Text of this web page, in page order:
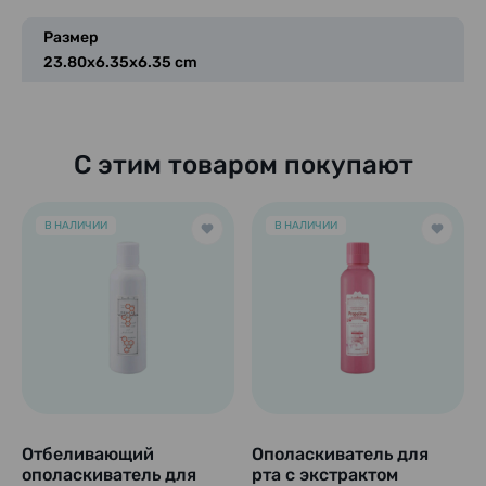
Размер
23.80x6.35x6.35 cm
С этим товаром покупают
В НАЛИЧИИ
Отбеливающий
ополаскиватель для
В НАЛИЧИИ
Ополаскиватель для
рта с экстрактом